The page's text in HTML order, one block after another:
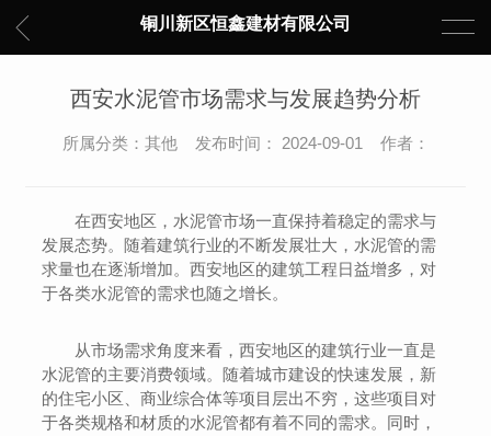
铜川新区恒鑫建材有限公司
西安水泥管市场需求与发展趋势分析
所属分类：其他 发布时间： 2024-09-01 作者：
在西安地区，水泥管市场一直保持着稳定的需求与
发展态势。随着建筑行业的不断发展壮大，水泥管的需
求量也在逐渐增加。西安地区的建筑工程日益增多，对
于各类水泥管的需求也随之增长。
从市场需求角度来看，西安地区的建筑行业一直是
水泥管的主要消费领域。随着城市建设的快速发展，新
的住宅小区、商业综合体等项目层出不穷，这些项目对
于各类规格和材质的水泥管都有着不同的需求。同时，